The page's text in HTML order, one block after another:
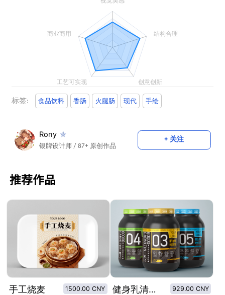
标签: 食品饮料 香肠 火腿肠 现代 手绘
Rony
银牌设计师 / 87+ 原创作品
+ 关注
推荐作品
手工烧麦
1500.00 CNY
健身乳清蛋白粉包装设计
929.00 CNY